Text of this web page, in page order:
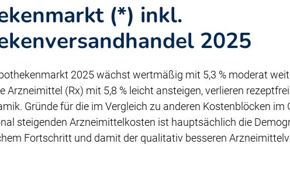
(*) inkl.
2025
2025 wächst wertmäßig mit 5,3 % moderat
Arzneimittel (Rx) mit 5,8 % leicht ansteigen, verlieren
Gründe für die im Vergleich zu anderen Kostenblöcken im
steigenden Arzneimittelkosten ist hauptsächlich die
Fortschritt und damit der qualitativ besseren